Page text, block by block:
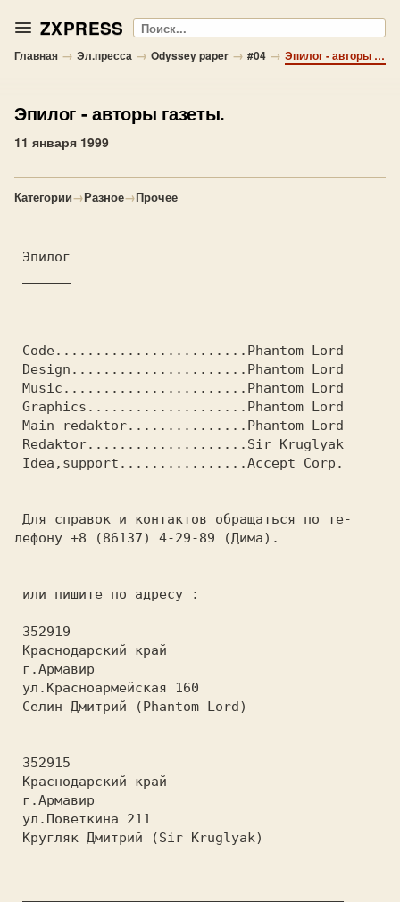
ZXPRESS Поиск
Главная → Эл.пресса → Odyssey paper → #04 → Эпилог - авторы газеты.
Эпилог - авторы газеты.
11 января 1999
Категории→Разное→Прочее
Эпилог
Code........................Phantom Lord
Design......................Phantom Lord
Music.......................Phantom Lord
Graphics....................Phantom Lord
Main redaktor...............Phantom Lord
Redaktor....................Sir Kruglyak
Idea,support................Accept Corp.
лефону +8 (86137) 4-29-89 (Дима).
352919
Краснодарский край
г.Армавир
ул.Красноармейская 160
Селин Дмитрий (Phantom Lord)
352915
Краснодарский край
г.Армавир
ул.Поветкина 211
Кругляк Дмитрий (Sir Kruglyak)